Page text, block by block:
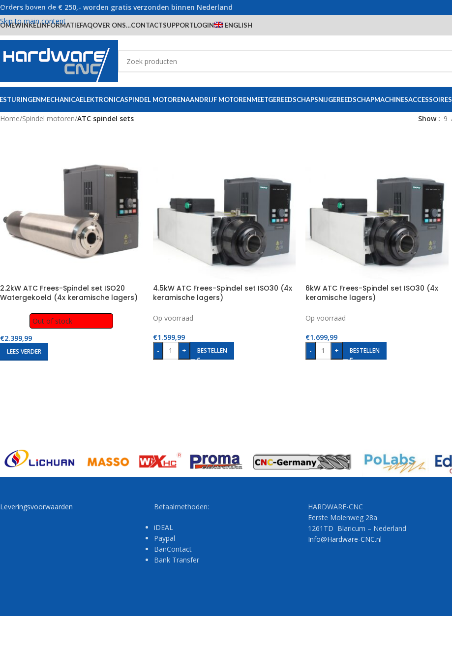
Skip to navigation
Skip to main content
Orders boven de € 250,- worden gratis verzonden binnen Nederland
WINKELINFORMATIEFAQOVER ONS…CONTACTSUPPORTLOGIN ENGLISH
MECHANICAELEKTRONICASPINDEL MOTORENAANDRIJF MOTORENMEETGEREEDSCHAPSNIJGEREEDSCHAPMACHINESACCESSOIRES
Home/Spindel motoren/ATC spindel sets Show 9
2.2kW ATC Frees-Spindel set ISO20
Watergekoeld (4x keramische lagers)
Out of stock
€2.399,99
LEES VERDER
4.5kW ATC Frees-Spindel set ISO30 (4x
keramische lagers)
Op voorraad
€1.599,99
-
+ BESTELLEN
6kW ATC Frees-Spindel set ISO30 (4x
keramische lagers)
Op voorraad
€1.699,99
-
+ BESTELLEN
Leveringsvoorwaarden Betaalmethoden:
iDEAL
Paypal
BanContact
Bank Transfer
HARDWARE-CNC
Eerste Molenweg 28a
1261TD Blaricum – Nederland
Info@Hardware-CNC.nl